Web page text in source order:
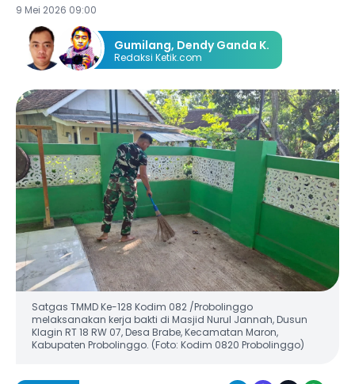
9 Mei 2026 09:00
Gumilang, Dendy Ganda K.
Redaksi Ketik.com
Satgas TMMD Ke-128 Kodim 082 /Probolinggo
melaksanakan kerja bakti di Masjid Nurul Jannah, Dusun
Klagin RT 18 RW 07, Desa Brabe, Kecamatan Maron,
Kabupaten Probolinggo. (Foto: Kodim 0820 Probolinggo)